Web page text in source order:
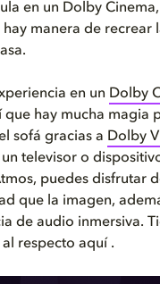
en un Dolby
hay manera de recrear
en un Dolby
que hay mucha magia
sofá gracias a Dolby
un televisor o
puedes disfrutar
que la imagen,
de audio inmersiva.
respecto aquí .